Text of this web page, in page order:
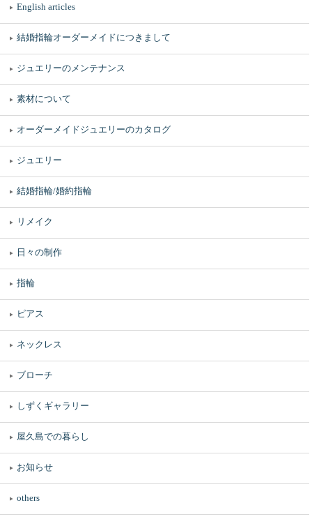
English articles
結婚指輪オーダーメイドにつきまして
ジュエリーのメンテナンス
素材について
オーダーメイドジュエリーのカタログ
ジュエリー
結婚指輪/婚約指輪
リメイク
日々の制作
指輪
ピアス
ネックレス
ブローチ
しずくギャラリー
屋久島での暮らし
お知らせ
others